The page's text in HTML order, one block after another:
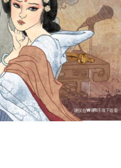
建议在WIFI环境下观看